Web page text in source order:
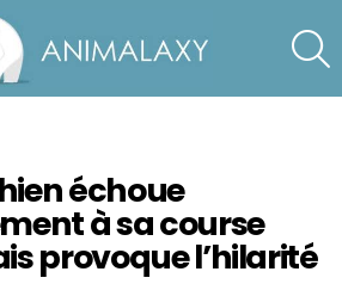
échoue
à sa course
provoque l’hilarité